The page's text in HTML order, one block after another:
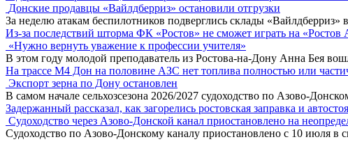
Донские продавцы «Вайлдберриз» остановили отгрузки
За неделю атакам беспилотников подверглись склады «Вайлдберриз»
Из-за последствий шторма ФК «Ростов» не сможет играть на «Ростов
«Нужно вернуть уважение к профессии учителя»
В этом году молодой преподаватель из Ростова-на-Дону Анна Бея
На трассе М4 Дон на половине АЗС нет топлива полностью или
Экспорт зерна по Дону остановлен
В самом начале сельхозсезона 2026/2027 судоходство по Азово-
Задержанный рассказал, как загорелись ростовская заправка и
Судоходство через Азово-Донской канал приостановлено на
Судоходство по Азово-Донскому каналу приостановлено с 10 июля в